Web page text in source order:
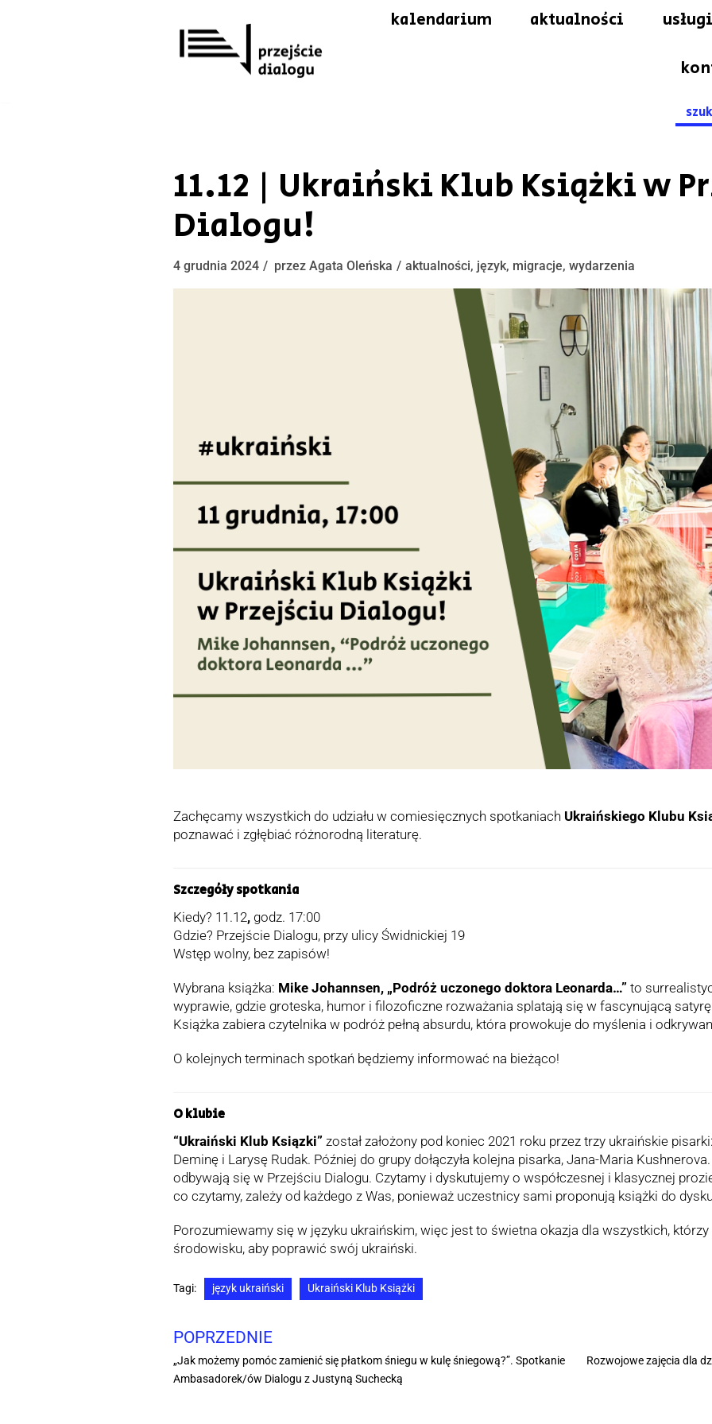
kalendarium aktualności
for:
11.12 | Ukraiński Klub Książki w
Dialogu!
4 grudnia 2024 przez Agata Oleńska aktualności, język, migracje, wydarzenia
Zachęcamy wszystkich do udziału w comiesięcznych spotkaniach Ukraińskiego Klubu
poznawać i zgłębiać różnorodną literaturę.
Szczegóły spotkania
Kiedy? 11.12, godz. 17:00
Gdzie? Przejście Dialogu, przy ulicy Świdnickiej 19
Wstęp wolny, bez zapisów!
Wybrana książka: Mike Johannsen, „Podróż uczonego doktora Leonarda…” to
wyprawie, gdzie groteska, humor i filozoficzne rozważania splatają się w fascynującą
Książka zabiera czytelnika w podróż pełną absurdu, która prowokuje do myślenia i
O kolejnych terminach spotkań będziemy informować na bieżąco!
O klubie
“Ukraiński Klub Ksiązki” został założony pod koniec 2021 roku przez trzy ukraińskie
Deminę i Larysę Rudak. Później do grupy dołączyła kolejna pisarka, Jana-Maria
odbywają się w Przejściu Dialogu. Czytamy i dyskutujemy o współczesnej i klasycznej
co czytamy, zależy od każdego z Was, ponieważ uczestnicy sami proponują książki do
Porozumiewamy się w języku ukraińskim, więc jest to świetna okazja dla wszystkich,
środowisku, aby poprawić swój ukraiński.
Tagi: język ukraiński Ukraiński Klub Książki
POPRZEDNIE
„Jak możemy pomóc zamienić się płatkom śniegu w kulę śniegową?”. Spotkanie
Ambasadorek/ów Dialogu z Justyną Suchecką
Rozwojowe zajęcia dla